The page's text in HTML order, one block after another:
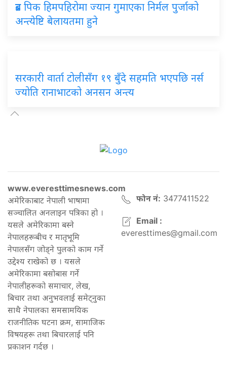
ब्रड पिक हिमपहिरोमा ज्यान गुमाएका निर्मल पुर्जाको
अन्त्येष्टि बेलायतमा हुने
सरकारी वार्ता टोलीसँग १९ बुँदे सहमति भएपछि नर्स
ज्योति रानाभाटको अनसन अन्त्य
www.everesttimesnews.com
अमेरिकाबाट नेपाली भाषामा
सञ्चालित अनलाइन पत्रिका हो ।
यसले अमेरिकामा बस्ने
नेपालहरूबीच र मातृभूमि
नेपालसँग जोड्ने पुलको काम गर्ने
उद्देश्य राखेको छ । यसले
अमेरिकामा बसोबास गर्ने
नेपालीहरूको समाचार, लेख,
बिचार तथा अनुभवलाई समेट्नुका
साथै नेपालका समसामयिक
राजनीतिक घटना क्रम, सामाजिक
विषयहरू तथा बिचारलाई पनि
प्रकाशन गर्दछ ।
फोन नं: 3477411522
Email :
everesttimes@gmail.com